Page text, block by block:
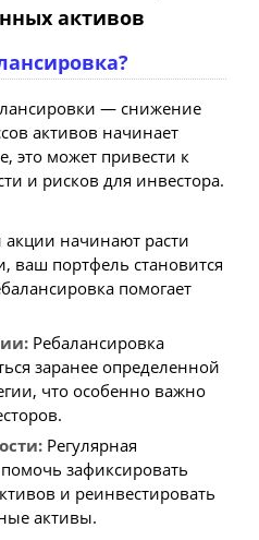
активов
— снижение
активов начинает
это может привести к
и рисков для инвестора.
акции начинают расти
ваш портфель становится
помогает
Ребалансировка
заранее определенной
что особенно важно
Регулярная
зафиксировать
и реинвестировать
активы.